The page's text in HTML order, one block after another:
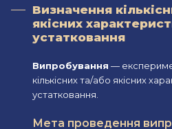
Визначення
якісних
устатковання
Випробування —
кількісних та/або якісних
устатковання.
Мета проведення